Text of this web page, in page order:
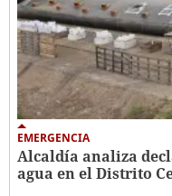
EMERGENCIA
Alcaldía analiza
agua en el Distrito